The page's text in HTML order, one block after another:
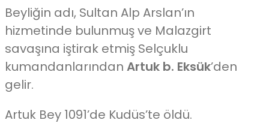
Beyliğin adı, Sultan Alp Arslan’ın
hizmetinde bulunmuş ve Malazgirt
savaşına iştirak etmiş Selçuklu
kumandanlarından Artuk b. Eksük’den
gelir.
Artuk Bey 1091’de Kudüs’te öldü.